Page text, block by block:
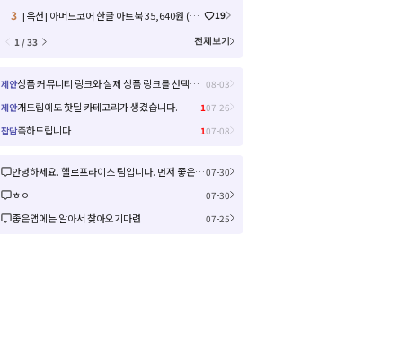
3 [옥션] 아머드코어 한글 아트북 35,640원 (5대 카드 / 무료배송 ... (17)
19
1 / 33
전체보기
제안 상품 커뮤니티 링크와 실제 상품 링크를 선택해서 들어갈 수 있으면 좋을거 같아요! 08-03
제안개드립에도 핫딜 카테고리가 생겼습니다. 107-26
잡담축하드립니다 107-08
안녕하세요. 헬로프라이스 팀입니다. 먼저 좋은 제안을 주셔서 감사합니다! 신규 커뮤니티 연동은 작업이 크게 예상되어 검토 후 진행여부, 진행 시 추가 일정을 공유드리겠습니다! 감사합니다.07-30
ㅎㅇ 07-30
좋은앱에는 알아서 찾아오기마련 07-25